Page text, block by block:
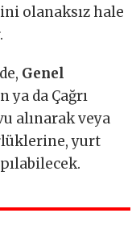
olanaksız hale
Genel
ya da Çağrı
alınarak veya
yurt